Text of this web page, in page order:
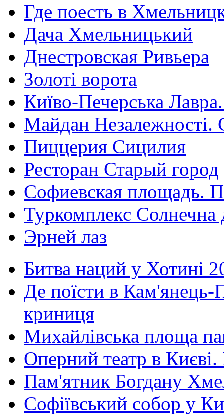
Где поесть в
Дача Хмельницький
Днестровская Ривьера
Золоті ворота
Київо-Печерська
Майдан Незалежності.
Пиццерия Сицилия
Ресторан Старый город
Софиевская площадь.
Туркомплекс Солнечна
Эрней лаз
Битва наций у Хотині
Де поїсти в Кам'янець-
криниця
Михайлівська площа
Оперний театр в
Пам'ятник Богдану
Софіївський собор у